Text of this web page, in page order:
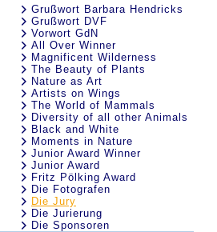
Grußwort Barbara Hendricks
Grußwort DVF
Vorwort GdN
All Over Winner
Magnificent Wilderness
The Beauty of Plants
Nature as Art
Artists on Wings
The World of Mammals
Diversity of all other Animals
Black and White
Moments in Nature
Junior Award Winner
Junior Award
Fritz Pölking Award
Die Fotografen
Die Jury
Die Jurierung
Die Sponsoren